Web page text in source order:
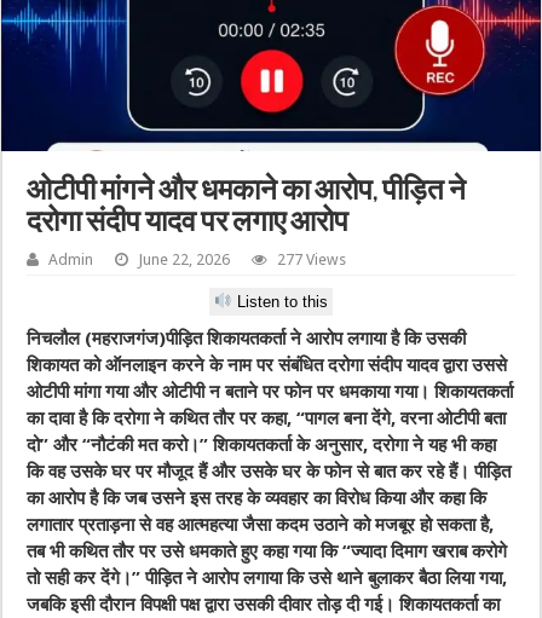
ओटीपी मांगने और धमकाने का आरोप, पीड़ित ने
दरोगा संदीप यादव पर लगाए आरोप
Admin June 22, 2026 277 Views
Listen to this
निचलौल (महराजगंज)पीड़ित शिकायतकर्ता ने आरोप लगाया है कि उसकी
शिकायत को ऑनलाइन करने के नाम पर संबंधित दरोगा संदीप यादव द्वारा उससे
ओटीपी मांगा गया और ओटीपी न बताने पर फोन पर धमकाया गया। शिकायतकर्ता
का दावा है कि दरोगा ने कथित तौर पर कहा, “पागल बना देंगे, वरना ओटीपी बता
दो” और “नौटंकी मत करो।” शिकायतकर्ता के अनुसार, दरोगा ने यह भी कहा
कि वह उसके घर पर मौजूद हैं और उसके घर के फोन से बात कर रहे हैं। पीड़ित
का आरोप है कि जब उसने इस तरह के व्यवहार का विरोध किया और कहा कि
लगातार प्रताड़ना से वह आत्महत्या जैसा कदम उठाने को मजबूर हो सकता है,
तब भी कथित तौर पर उसे धमकाते हुए कहा गया कि “ज्यादा दिमाग खराब करोगे
तो सही कर देंगे।” पीड़ित ने आरोप लगाया कि उसे थाने बुलाकर बैठा लिया गया,
जबकि इसी दौरान विपक्षी पक्ष द्वारा उसकी दीवार तोड़ दी गई। शिकायतकर्ता का